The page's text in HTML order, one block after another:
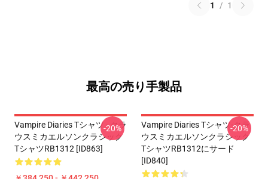
1 / 1
最高の売り手製品
Vampire Diaries Tシャツ - クラ
ウスミカエルソンクラシック
TシャツRB1312 [ID863]
-20%
Vampire Diaries Tシャツ-クラ
ウスミカエルソンクラシック
TシャツRB1312にサード
[ID840]
-20%